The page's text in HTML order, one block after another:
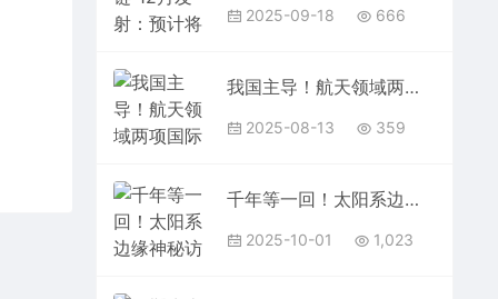
2025-09-18 666
我国主导！航天领域两项国际标准正式发布
2025-08-13 359
千年等一回！太阳系边缘神秘访客将造访地球 天文学家：它的亮度预测有分歧
2025-10-01 1,023